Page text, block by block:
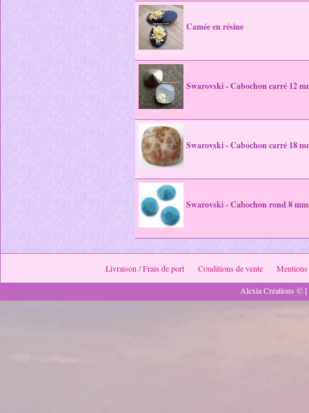
Camée en résine
Swarovski - Cabochon carré 12
Swarovski - Cabochon carré 18
Swarovski - Cabochon rond 8
Livraison / Frais de port Conditions de vente
Mentions
Alexia Créations ©